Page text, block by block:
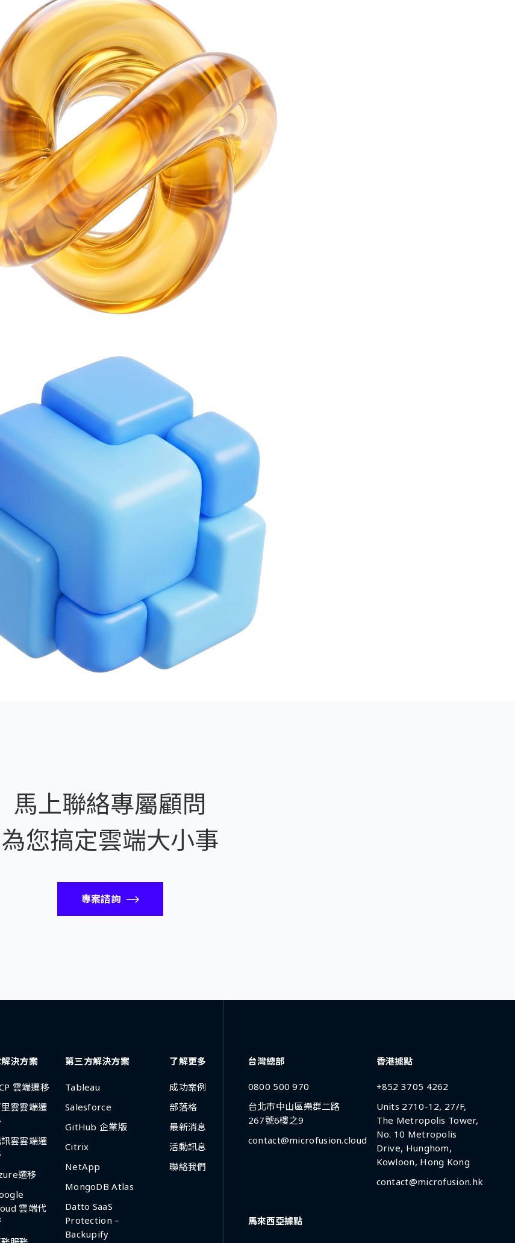
馬上聯絡專屬顧問
為您搞定雲端大小事
專案諮詢
決方案
雲端遷移
雲雲端遷
雲雲端遷
遷移
雲端代
第三方解決方案
Tableau
Salesforce
GitHub 企業版
Citrix
NetApp
MongoDB Atlas
Datto SaaS
Protection –
Backupify
了解更多
成功案例
部落格
最新消息
活動訊息
聯絡我們
台灣總部
0800 500 970
台北市中山區樂群二路
267號6樓之9
contact@microfusion.cloud
香港據點
+852 3705 4262
Units 2710-12, 27/F,
The Metropolis Tower,
No. 10 Metropolis
Drive, Hunghom,
Kowloon, Hong Kong
contact@microfusion.hk
馬來西亞據點